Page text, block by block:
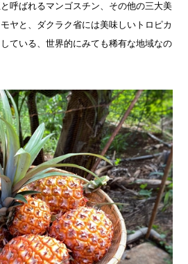
呼ばれるマンゴスチン、その他の三大美
ヤと、ダクラク省には美味しいトロピカ
ている、世界的にみても稀有な地域なの